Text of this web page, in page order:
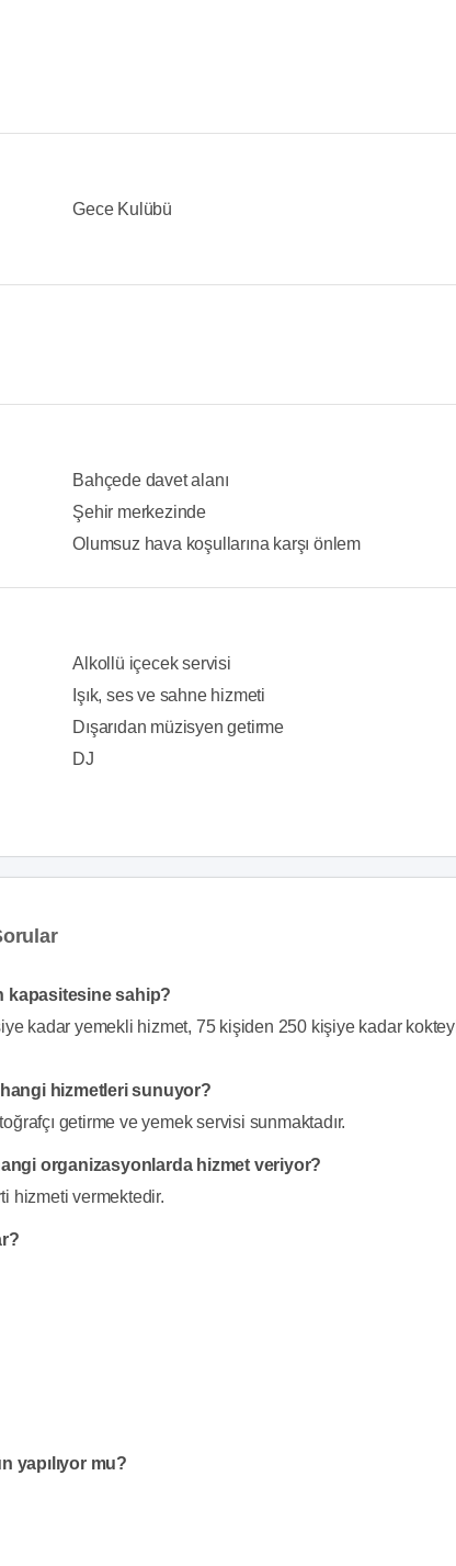
Gece Kulübü
Bahçede davet alanı
Şehir merkezinde
Olumsuz hava koşullarına karşı önlem
Alkollü içecek servisi
Işık, ses ve sahne hizmeti
Dışarıdan müzisyen getirme
DJ
kapasitesine sahip?
kadar yemekli hizmet, 75 kişiden 250 kişiye kadar kokteyl
hizmetleri sunuyor?
getirme ve yemek servisi sunmaktadır.
organizasyonlarda hizmet veriyor?
hizmeti vermektedir.
yapılıyor mu?